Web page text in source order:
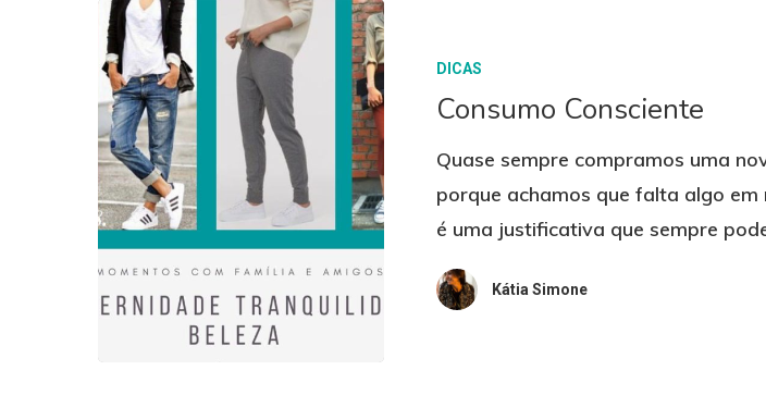
DICAS
Consumo Consciente
Quase sempre compramos uma
porque achamos que falta algo em
é uma justificativa que sempre
Kátia Simone